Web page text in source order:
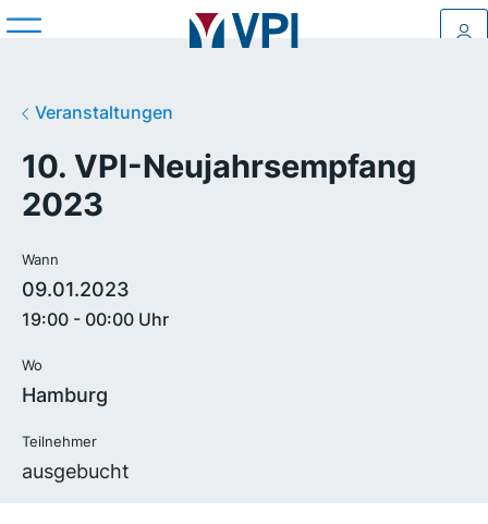
Veranstaltungen
10. VPI-Neujahrsempfang
2023
Wann
09.01.2023
19:00 - 00:00 Uhr
Wo
Hamburg
Teilnehmer
ausgebucht